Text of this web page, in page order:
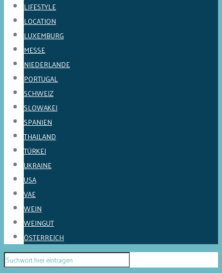
LIFESTYLE
LOCATION
LUXEMBURG
MESSE
NIEDERLANDE
PORTUGAL
SCHWEIZ
SLOWAKEI
SPANIEN
THAILAND
TÜRKEI
UKRAINE
USA
VAE
WEIN
WEINGUT
ÖSTERREICH